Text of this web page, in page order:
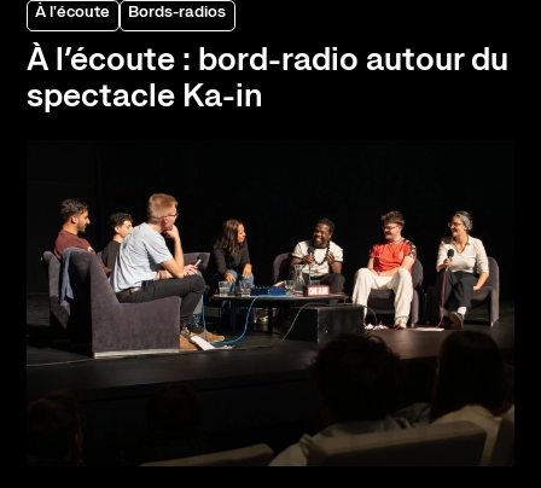
À l'écoute Bords-radios
À l’écoute : bord-radio autour du
spectacle Ka-in